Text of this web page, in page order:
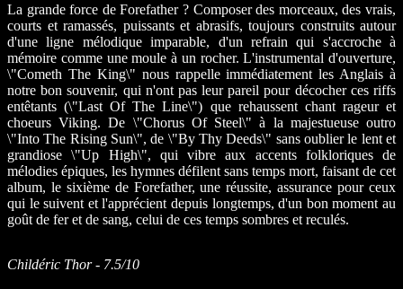
La grande force de Forefather ? Composer des morceaux, des vrais,
courts et ramassés, puissants et abrasifs, toujours construits autour
d'une ligne mélodique imparable, d'un refrain qui s'accroche à
mémoire comme une moule à un rocher. L'instrumental d'ouverture,
\"Cometh The King\" nous rappelle immédiatement les Anglais à
notre bon souvenir, qui n'ont pas leur pareil pour décocher ces riffs
entêtants (\"Last Of The Line\") que rehaussent chant rageur et
choeurs Viking. De \"Chorus Of Steel\" à la majestueuse outro
\"Into The Rising Sun\", de \"By Thy Deeds\" sans oublier le lent et
grandiose \"Up High\", qui vibre aux accents folkloriques de
mélodies épiques, les hymnes défilent sans temps mort, faisant de cet
album, le sixième de Forefather, une réussite, assurance pour ceux
qui le suivent et l'apprécient depuis longtemps, d'un bon moment au
goût de fer et de sang, celui de ces temps sombres et reculés.
Childéric Thor - 7.5/10